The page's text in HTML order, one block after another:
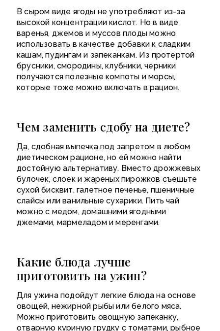
В сыром виде ягоды не употребляют из-за
высокой концентрации кислот. Но в виде
варенья, джемов и муссов плоды можно
использовать в качестве добавки к сладким
кашам, пудингам и запеканкам. Из протертой
брусники, смородины, клубники, черники
получаются полезные компоты и морсы,
которые тоже можно включать в рацион.
Чем заменить сдобу на диете?
Да, сдобная выпечка под запретом в любом
диетическом рационе, но ей можно найти
достойную альтернативу. Вместо дрожжевых
булочек, слоек и жареных пирожков съешьте
сухой бисквит, галетное печенье, пшеничные
слайсы или ванильные сухарики. Пить чай
можно с медом, домашними ягодными
джемами, мармеладом и меренгами.
Какие блюда лучше
приготовить на ужин?
Для ужина подойдут легкие блюда на основе
овощей, нежирной рыбы или белого мяса.
Можно приготовить овощную запеканку,
отварную куриную грудку с томатами, рыбное